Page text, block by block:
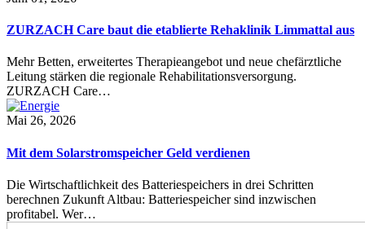
ZURZACH Care baut die etablierte Rehaklinik Limmattal aus
Mehr Betten, erweitertes Therapieangebot und neue chefärztliche
Leitung stärken die regionale Rehabilitationsversorgung.
ZURZACH Care…
Mai 26, 2026
Mit dem Solarstromspeicher Geld verdienen
Die Wirtschaftlichkeit des Batteriespeichers in drei Schritten
berechnen Zukunft Altbau: Batteriespeicher sind inzwischen
profitabel. Wer…